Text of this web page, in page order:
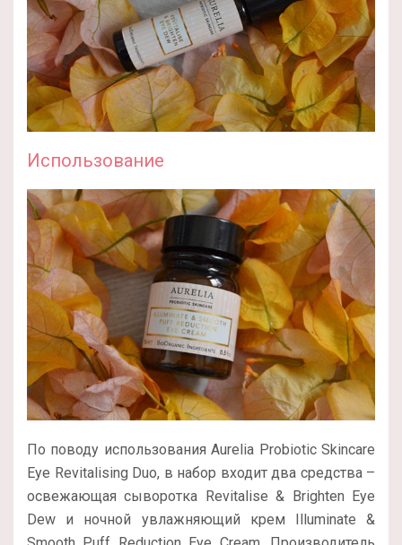
Использование
По поводу использования Aurelia Probiotic Skincare
Eye Revitalising Duo, в набор входит два средства –
освежающая сыворотка Revitalise & Brighten Eye
Dew и ночной увлажняющий крем Illuminate &